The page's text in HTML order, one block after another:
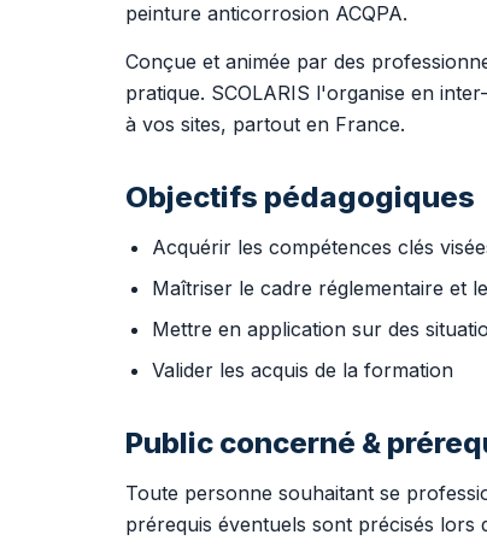
peinture anticorrosion ACQPA.
Conçue et animée par des
pratique. SCOLARIS l'organise en
à vos sites, partout en France.
Objectifs pédagogiques
Acquérir les compétences clés
Maîtriser le cadre réglementaire et
Mettre en application sur des
Valider les acquis de la formation
Public concerné &
Toute personne souhaitant se
prérequis éventuels sont précisés lors